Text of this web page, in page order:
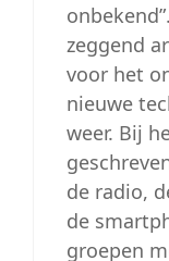
zeggend
voor het
nieuwe
weer. Bij
de radio,
de
groepen